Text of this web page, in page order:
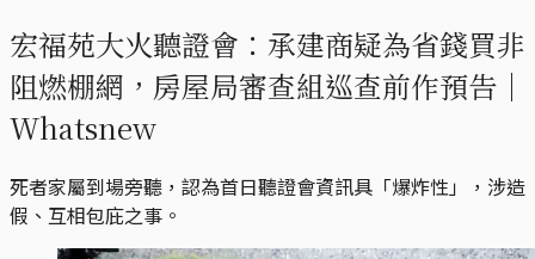
宏福苑大火聽證會：承建商疑為省錢買非
阻燃棚網，房屋局審查組巡查前作預告｜
Whatsnew
死者家屬到場旁聽，認為首日聽證會資訊具「爆炸性」，涉造
假、互相包庇之事。